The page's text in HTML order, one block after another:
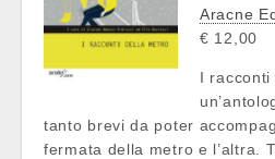
Aracne
€ 12,00
I racconti
tanto brevi da poter
fermata della metro e l’altra.